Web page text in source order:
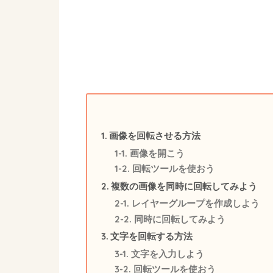
画像を回転させる方法
画像を開こう
回転ツールを使おう
複数の画像を同時に回転してみよう
レイヤーグループを作成しよう
同時に回転してみよう
文字を回転する方法
文字を入力しよう
回転ツールを使おう